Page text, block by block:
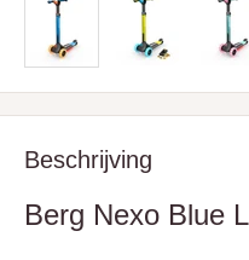
Beschrijving
Berg Nexo Blue